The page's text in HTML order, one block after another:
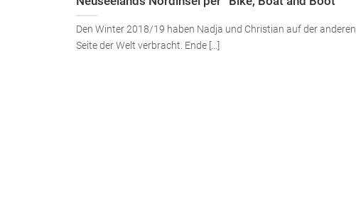
Den Winter 2018/19 haben Nadja und Christian auf der anderen
Seite der Welt verbracht. Ende [...]